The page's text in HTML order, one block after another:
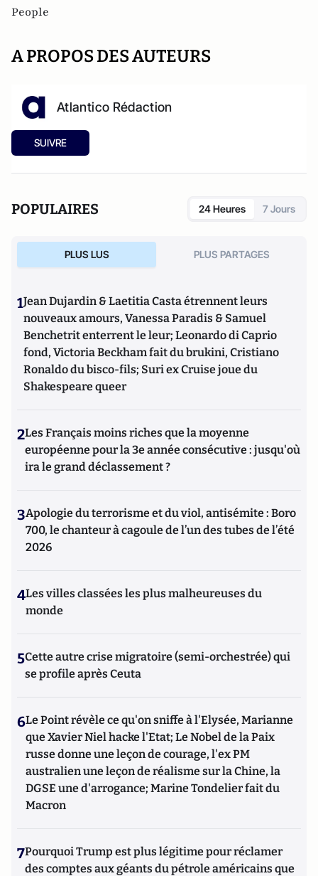
People
A PROPOS DES AUTEURS
Atlantico Rédaction
SUIVRE
POPULAIRES 24 Heures 7 Jours
PLUS LUS PLUS PARTAGES
1Jean Dujardin & Laetitia Casta étrennent leurs
nouveaux amours, Vanessa Paradis & Samuel
Benchetrit enterrent le leur; Leonardo di Caprio
fond, Victoria Beckham fait du brukini, Cristiano
Ronaldo du bisco-fils; Suri ex Cruise joue du
Shakespeare queer
2Les Français moins riches que la moyenne
européenne pour la 3e année consécutive : jusqu'où
ira le grand déclassement ?
3Apologie du terrorisme et du viol, antisémite : Boro
700, le chanteur à cagoule de l’un des tubes de l’été
2026
4Les villes classées les plus malheureuses du
monde
5Cette autre crise migratoire (semi-orchestrée) qui
se profile après Ceuta
6Le Point révèle ce qu'on sniffe à l'Elysée, Marianne
que Xavier Niel hacke l'Etat; Le Nobel de la Paix
russe donne une leçon de courage, l'ex PM
australien une leçon de réalisme sur la Chine, la
DGSE une d'arrogance; Marine Tondelier fait du
Macron
7Pourquoi Trump est plus légitime pour réclamer
des comptes aux géants du pétrole américains que